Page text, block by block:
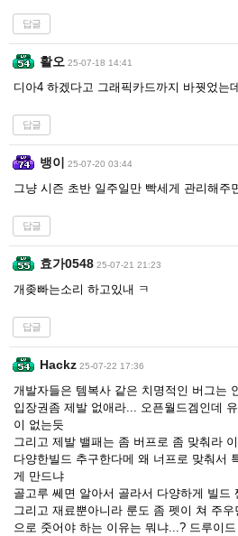
답글
활오 25-07-18 14:41
디아4 하겠다고 그래픽카드까지 바꿧었는데
답글
뱅이 25-07-20 03:44
그냥 시즌 초반 일주일만 빡세게 관리해주
답글
효가0548 25-07-21 21:23
개좆빠는소리 하고있내 ㅋ
답글
Hackz 25-07-22 17:36
개발자들은 템복사 같은 치명적인 버그는
입장권좀 제발 없애라... 오픈월드겜인데
이 없는듯
그리고 제발 밸패는 좀 버프로 좀 맞춰라 이
다양한빌드 추구한다메 왜 너프로 맞춰서
게 만드냐
골고루 쎄면 알아서 골라서 다양하게 빌드
그리고 재료뿐아니라 룬도 좀 펫이 쳐 주
으로 줏어야 하는 이유는 뭐냐...? 드루이